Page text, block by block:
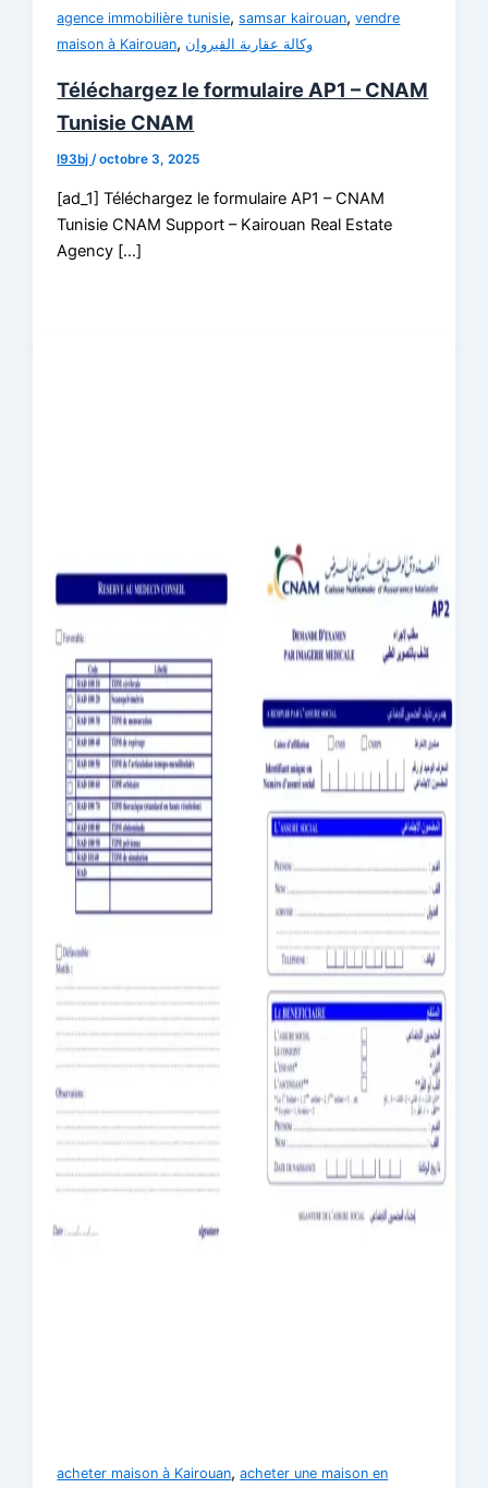
agence immobilière tunisie,samsar kairouan,vendre
maison à Kairouan, وكالة عقارية القيروان
Téléchargez le formulaire AP1 – CNAM
Tunisie CNAM
l93bj/octobre 3, 2025
[ad_1] Téléchargez le formulaire AP1 – CNAM
Tunisie CNAM Support – Kairouan Real Estate
Agency […]
acheter maison à Kairouan,acheter une maison en